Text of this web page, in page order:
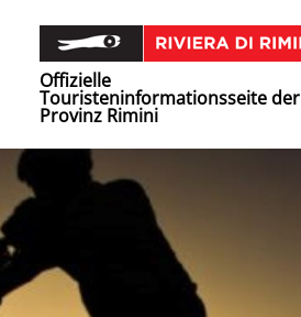
Offizielle
Touristeninformationsseite der
Provinz Rimini